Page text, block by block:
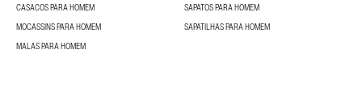
CASACOS PARA HOMEM
SAPATOS PARA HOMEM
MOCASSINS PARA HOMEM
SAPATILHAS PARA HOMEM
MALAS PARA HOMEM